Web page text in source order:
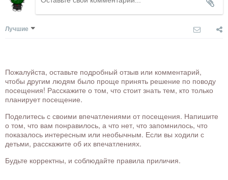
Лучшие
Пожалуйста, оставьте подробный отзыв или комментарий,
чтобы другим людям было проще принять решение по поводу
посещения! Расскажите о том, что стоит знать тем, кто только
планирует посещение.
Поделитесь с своими впечатлениями от посещения. Напишите
о том, что вам понравилось, а что нет, что запомнилось, что
показалось интересным или необычным. Если вы ходили с
детьми, расскажите об их впечатлениях.
Будьте корректны, и соблюдайте правила приличия.